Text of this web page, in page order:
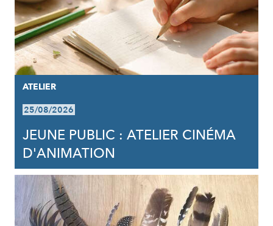
ATELIER
25/08/2026
JEUNE PUBLIC : ATELIER CINÉMA
D'ANIMATION